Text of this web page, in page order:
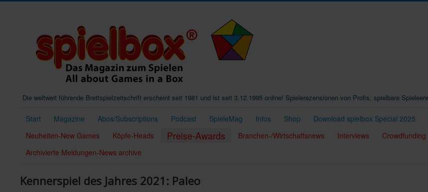
Die weltweit führende Brettspielzeitschrift erscheint seit 1981 und ist seit 3.12.1995 online! Spielerezensionen von Profis, spielbare
Start Magazine Abos/Subscriptions Podcast SpieleMag Infos Shop Download spielbox Special 2025
Neuheiten-New Games
Köpfe-Heads Preise-Awards Branchen-/Wirtschaftsnews Interviews Crowdfunding
Archivierte Meldungen-News archive
Kennerspiel des Jahres 2021: Paleo